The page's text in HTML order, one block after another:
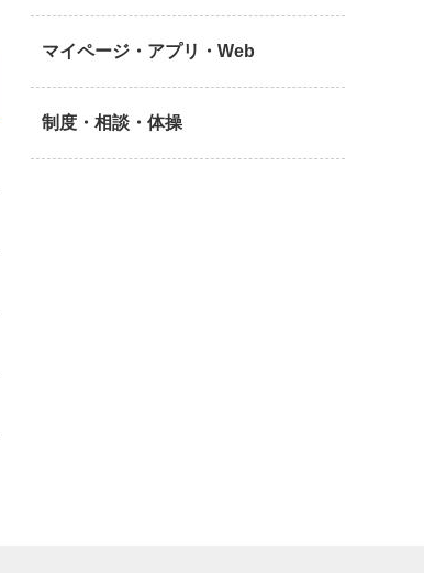
マイページ・アプリ・Web
制度・相談・体操